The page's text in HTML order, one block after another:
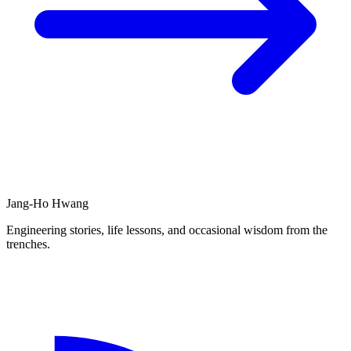
Jang-Ho Hwang
Engineering stories, life lessons, and occasional wisdom from the
trenches.